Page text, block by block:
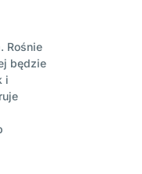
Rośnie
będzie
i